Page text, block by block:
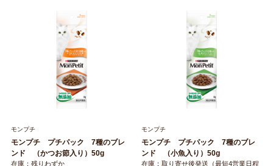
モンプチ
モンプチ プチパック 7種のブレ
ンド （かつお節入り）50g
在庫：残りわずか
モンプチ
モンプチ プチパック 7種のブレ
ンド （小魚入り）50g
在庫：取り寄せ後発送（最短4営業日程